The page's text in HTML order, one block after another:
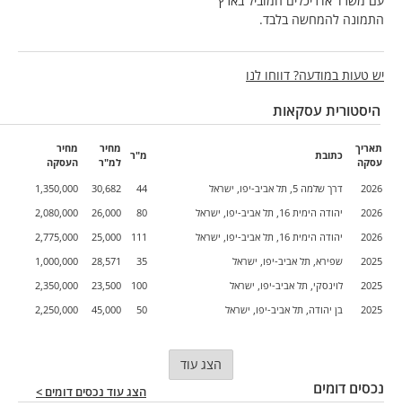
התמונה להמחשה בלבד.
יש טעות במודעה? דווחו לנו
היסטורית עסקאות
תאריך
עסקה
כתובת מ"ר
מחיר
למ"ר
מחיר
העסקה
2026
דרך שלמה 5, תל אביב-יפו, ישראל 44
30,682
1,350,000
2026
יהודה הימית 16, תל אביב-יפו, ישראל 80
26,000
2,080,000
2026
יהודה הימית 16, תל אביב-יפו, ישראל 111
25,000
2,775,000
2025
שפירא, תל אביב-יפו, ישראל 35
28,571
1,000,000
2025
לוינסקי, תל אביב-יפו, ישראל 100
23,500
2,350,000
2025
בן יהודה, תל אביב-יפו, ישראל 50
45,000
2,250,000
הצג עוד
נכסים דומים הצג עוד נכסים דומים >